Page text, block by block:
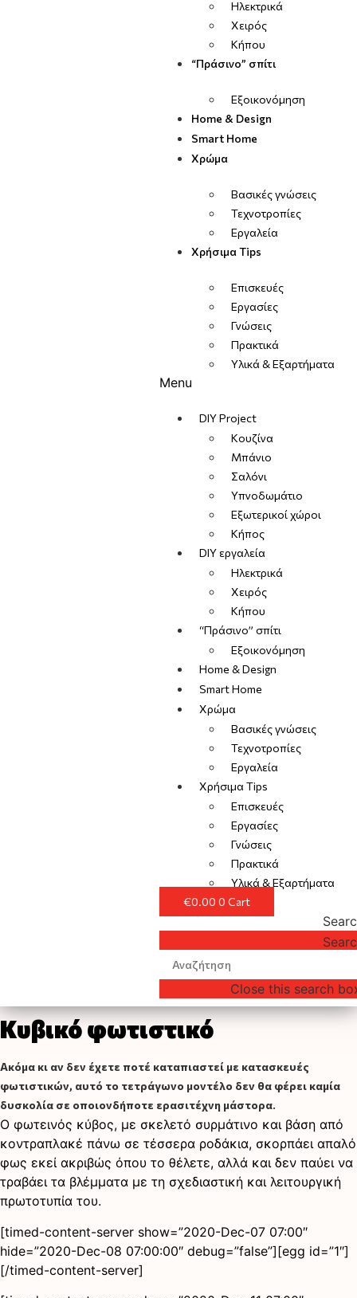
Ηλεκτρικά
Χειρός
Κήπου
“Πράσινο” σπίτι
Εξοικονόμηση
Home & Design
Smart Home
Χρώμα
Βασικές γνώσεις
Τεχνοτροπίες
Εργαλεία
Χρήσιμα Tips
Επισκευές
Εργασίες
Γνώσεις
Πρακτικά
Υλικά & Εξαρτήματα
Menu
DIY Project
Κουζίνα
Μπάνιο
Σαλόνι
Υπνοδωμάτιο
Εξωτερικοί χώροι
Κήπος
DIY εργαλεία
Ηλεκτρικά
Χειρός
Κήπου
“Πράσινο” σπίτι
Εξοικονόμηση
Home & Design
Smart Home
Χρώμα
Βασικές γνώσεις
Τεχνοτροπίες
Εργαλεία
Χρήσιμα Tips
Επισκευές
Εργασίες
Γνώσεις
Πρακτικά
Υλικά & Εξαρτήματα
€0.00 0 Cart
Close this search
Κυβικό φωτιστικό
Ακόμα κι αν δεν έχετε ποτέ καταπιαστεί με κατασκευές
φωτιστικών, αυτό το τετράγωνο μοντέλο δεν θα φέρει καμία
δυσκολία σε οποιονδήποτε ερασιτέχνη μάστορα.
Ο φωτεινός κύβος, με σκελετό συρμάτινο και βάση από
κοντραπλακέ πάνω σε τέσσερα ροδάκια, σκορπάει απαλό
φως εκεί ακριβώς όπου το θέλετε, αλλά και δεν παύει να
τραβάει τα βλέμματα με τη σχεδιαστική και λειτουργική
πρωτοτυπία του.
[timed-content-server show=”2020-Dec-07 07:00″
hide=”2020-Dec-08 07:00:00″ debug=”false”][egg id=”1″]
[/timed-content-server]